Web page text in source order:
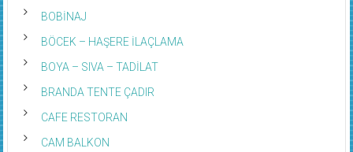
BOBİNAJ
BÖCEK – HAŞERE İLAÇLAMA
BOYA – SIVA – TADİLAT
BRANDA TENTE ÇADIR
CAFE RESTORAN
CAM BALKON